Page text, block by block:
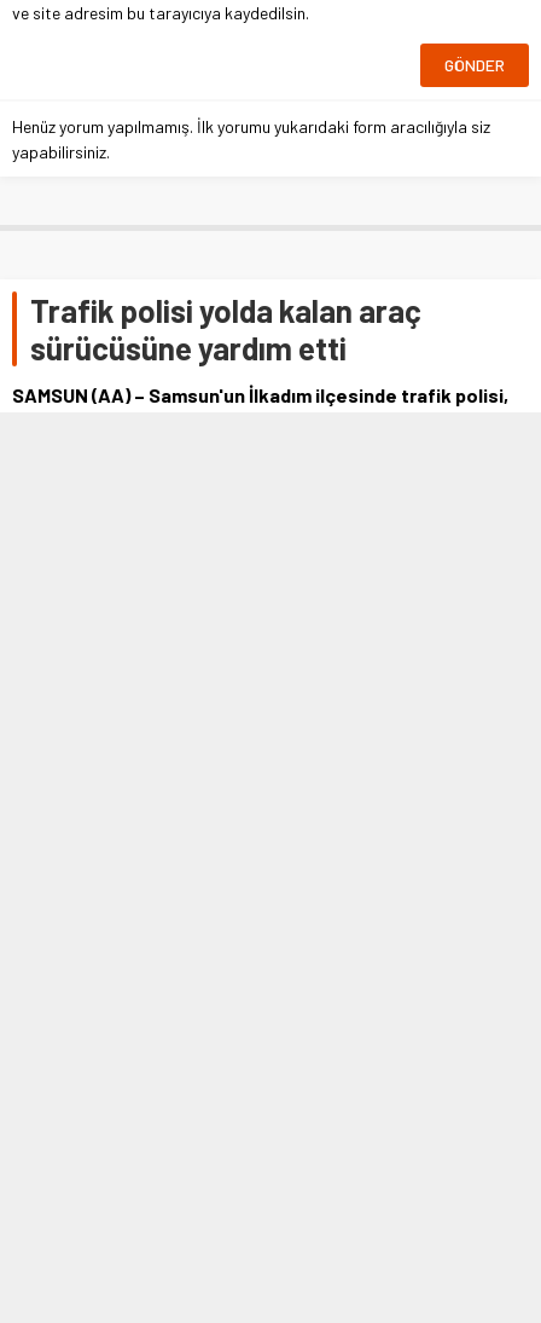
ve site adresim bu tarayıcıya kaydedilsin.
Henüz yorum yapılmamış. İlk yorumu yukarıdaki form aracılığıyla siz
yapabilirsiniz.
Trafik polisi yolda kalan araç
sürücüsüne yardım etti
SAMSUN (AA) – Samsun'un İlkadım ilçesinde trafik polisi,